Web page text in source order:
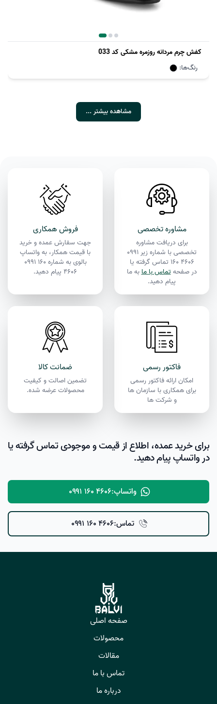
کفش چرم مردانه روزمره مشکی کد 033
رنگ‌ها:
مشاهده بیشتر ...
مشاوره تخصصی
برای دریافت مشاوره
تخصصی با شماره زیر۰۹۹۱
۱۶۰ ۴۶۰۶ تماس گرفته یا
در صفحهتماس با مابه ما
پیام دهید.
فروش همکاری
جهت سفارش عمده و خرید
با قیمت همکار، به واتساپ
بالوی به شماره ۰۹۹۱ ۱۶۰
۴۶۰۶ پیام دهید.
فاکتور رسمی
امکان ارائه فاکتور رسمی
برای همکاری با سازمان ها
و شرکت ها
ضمانت کالا
تضمین اصالت و کیفیت
محصولات عرضه شده.
برای خرید عمده، اطلاع از قیمت و موجودی تماس گرفته یا
در واتساپ پیام دهید.
واتساپ:۰۹۹۱ ۱۶۰ ۴۶۰۶
تماس:۰۹۹۱ ۱۶۰ ۴۶۰۶
صفحه اصلی
محصولات
مقالات
تماس با ما
درباره ما